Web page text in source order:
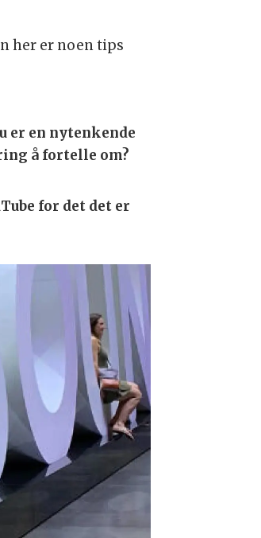
her er noen tips
er en nytenkende
å fortelle om?
for det det er